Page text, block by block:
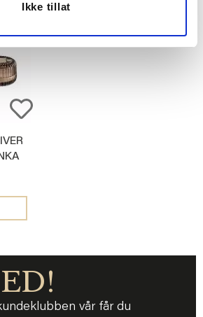
Ikke tillat
vår får du